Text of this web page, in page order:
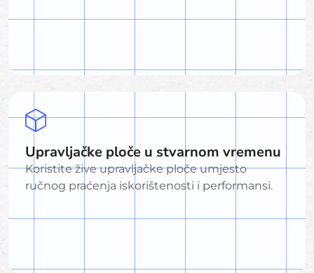
Upravljačke ploče u stvarnom vremenu
Koristite žive upravljačke ploče umjesto
ručnog praćenja iskorištenosti i performansi.